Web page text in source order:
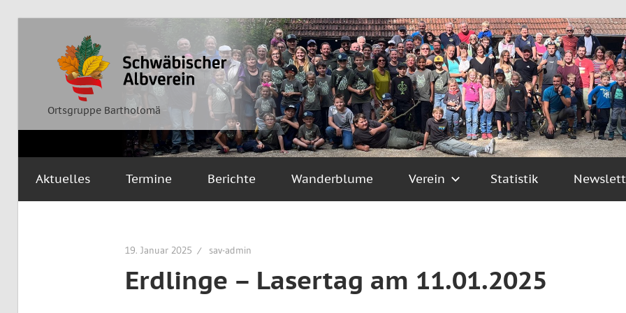
springen
Ortsgruppe Bartholomä
Schwäbischer
Albverein
Ortsgruppe
Bartholomä
Aktuelles Termine Berichte Wanderblume Verein Statistik
19. Januar 2025 sav-admin
Erdlinge – Lasertag am 11.01.2025